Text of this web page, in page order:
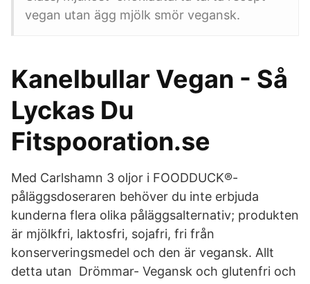
vegan utan ägg mjölk smör vegansk.
Kanelbullar Vegan - Så
Lyckas Du
Fitspooration.se
Med Carlshamn 3 oljor i FOODDUCK®-
påläggsdoseraren behöver du inte erbjuda
kunderna flera olika påläggsalternativ; produkten
är mjölkfri, laktosfri, sojafri, fri från
konserveringsmedel och den är vegansk. Allt
detta utan Drömmar- Vegansk och glutenfri och